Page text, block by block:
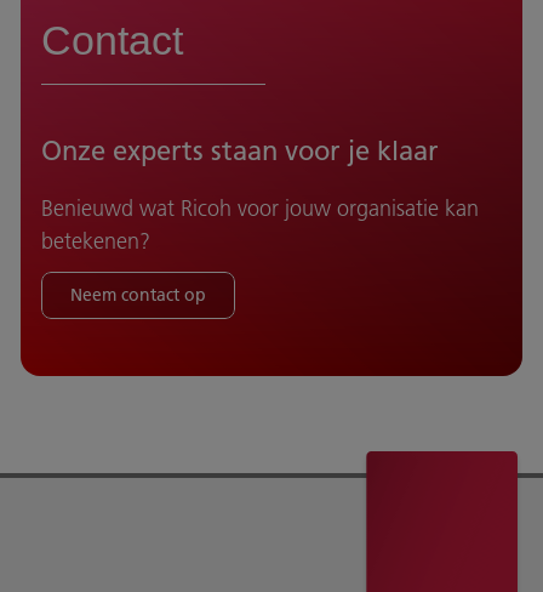
Contact
Onze experts staan voor je klaar
Benieuwd wat Ricoh voor jouw organisatie kan
betekenen?
Neem contact op